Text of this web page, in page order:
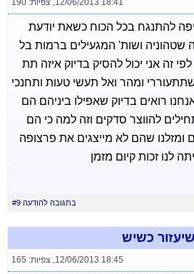
12/06/2013 18:41
, צפיות: 190
להתנגח בכל הכוח כשאת יודעת
שטהוניה ושות' המגעילים ברמות בל
זה אני יכול להסיק בדיוק איזה תת
ומהר ואל תעשי טעות ותחנכי
רואים בדיוק שאפילו ביניהם הם
להווצר סדקים וזה למה כי הם
ומזלנו שהם לא מייצגים את פרצופה
לנו זכות קיום מזמן
בתגובה להודעה #9
כשיש
12/06/2013 18:45
, צפיות: 165